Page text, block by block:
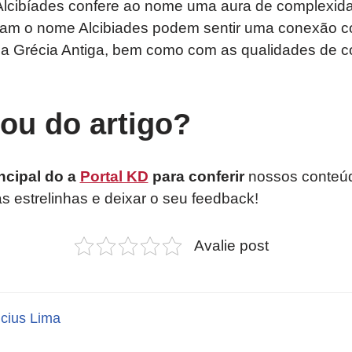
confere ao nome uma aura de
o nome Alcibiades podem sentir uma conexão
Grécia Antiga, bem como com as qualidades de
do artigo?
do a Portal KD para conferirnossos
estrelinhas e deixar o seu feedback!
Avalie post
Lima